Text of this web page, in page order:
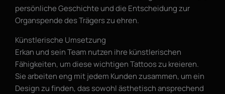
persönliche Geschichte und die Entscheidung zur
Organspende des Trägers zu ehren.
Künstlerische Umsetzung
Erkan und sein Team nutzen ihre künstlerischen
Fähigkeiten, um diese wichtigen Tattoos zu kreieren.
Sie arbeiten eng mit jedem Kunden zusammen, um ein
Design zu finden, das sowohl ästhetisch ansprechend